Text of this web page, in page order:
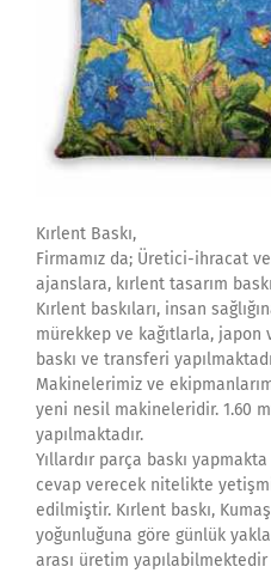
Kırlent Baskı,
Firmamız da; Üretici-ihracat
ajanslara, kırlent tasarım
Kırlent baskıları, insan
mürekkep ve kağıtlarla,
baskı ve transferi
Makinelerimiz ve
yeni nesil makineleridir. 1.60
yapılmaktadır.
Yıllardır parça baskı
cevap verecek nitelikte
edilmiştir. Kırlent baskı,
yoğunluğuna göre günlük
arası üretim yapılabilmektedir